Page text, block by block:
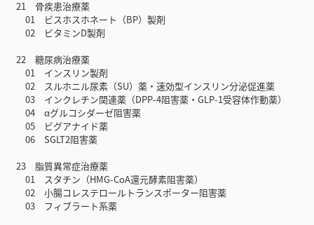
21 骨疾患治療薬
01 ビスホスホネート（BP）製剤
02 ビタミンD製剤
22 糖尿病治療薬
01 インスリン製剤
02 スルホニル尿素（SU）薬・速効型インスリン分泌促進薬
03 インクレチン関連薬（DPP-4阻害薬・GLP-1受容体作動薬）
04 αグルコシダーゼ阻害薬
05 ビグアナイド薬
06 SGLT2阻害薬
23 脂質異常症治療薬
01 スタチン（HMG-CoA還元酵素阻害薬）
02 小腸コレステロールトランスポーター阻害薬
03 フィブラート系薬